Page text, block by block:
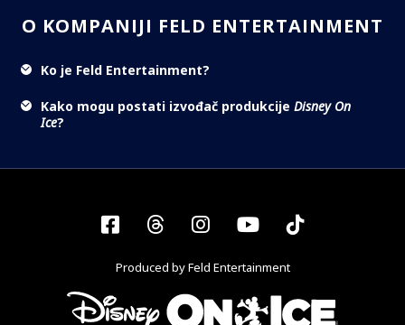
O KOMPANIJI FELD ENTERTAINMENT
Ko je Feld Entertainment?
Kako mogu postati izvođač produkcije Disney On
Ice?
Facebook
ThreadsInstagram
YouTubeTiktok
Produced by Feld Entertainment